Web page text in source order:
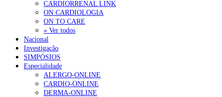
Portugal está a formar os médicos de que precisa?
2026
NOTÍCIAS MAIS LIDAS
Enfermagem Forense. “Da urgência ao tribunal, cada
gesto conta e cada profissional faz a diferença”
202 visualizações
CARDIORRENAL LINK
ON CARDIOLOGIA
ON TO CARE
» Ver todos
Nacional
Investigação
SIMPÓSIOS
Especialidade
ALERGO-ONLINE
CARDIO-ONLINE
DERMA-ONLINE